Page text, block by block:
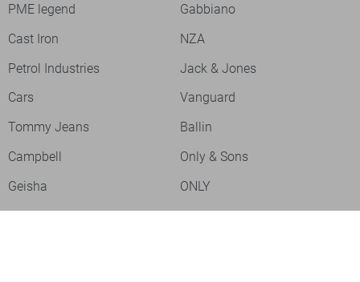
PME legend
Gabbiano
Cast Iron
NZA
Petrol Industries
Jack & Jones
Cars
Vanguard
Tommy Jeans
Ballin
Campbell
Only & Sons
Geisha
ONLY
Lofty Manner
Zoso